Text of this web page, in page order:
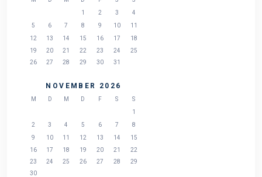
1
2 3
4
5
6 7 8 9 10
11
12
13 14 15 16 17
18
19
20 21 22 23 24
25
26
27 28 29 30 31
NOVEMBER 2026
M D M D F S
S
1
2
3 4 5 6 7
8
9
10 11 12 13 14
15
16
17 18 19 20 21
22
23
24 25 26 27 28
29
30